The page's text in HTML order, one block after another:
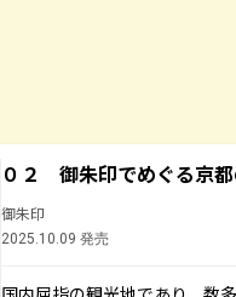
０２ 御朱印でめぐる京
御朱印
2025.10.09 発売